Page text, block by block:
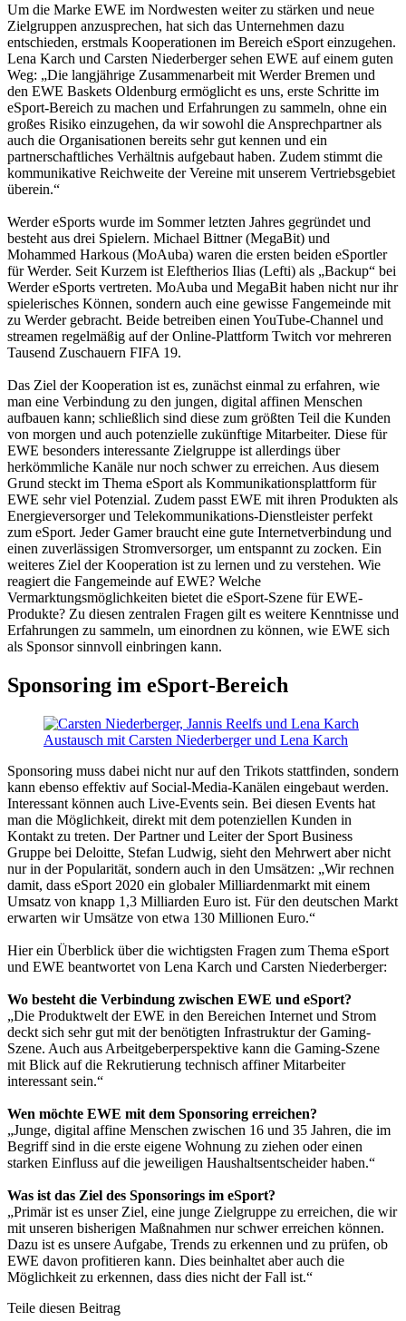
Um die Marke EWE im Nordwesten weiter zu stärken und neue
Zielgruppen anzusprechen, hat sich das Unternehmen dazu
entschieden, erstmals Kooperationen im Bereich eSport einzugehen.
Lena Karch und Carsten Niederberger sehen EWE auf einem guten
Weg: „Die langjährige Zusammenarbeit mit Werder Bremen und
den EWE Baskets Oldenburg ermöglicht es uns, erste Schritte im
eSport-Bereich zu machen und Erfahrungen zu sammeln, ohne ein
großes Risiko einzugehen, da wir sowohl die Ansprechpartner als
auch die Organisationen bereits sehr gut kennen und ein
partnerschaftliches Verhältnis aufgebaut haben. Zudem stimmt die
kommunikative Reichweite der Vereine mit unserem Vertriebsgebiet
überein.“
Werder eSports wurde im Sommer letzten Jahres gegründet und
besteht aus drei Spielern. Michael Bittner (MegaBit) und
Mohammed Harkous (MoAuba) waren die ersten beiden eSportler
für Werder. Seit Kurzem ist Eleftherios Ilias (Lefti) als „Backup“ bei
Werder eSports vertreten. MoAuba und MegaBit haben nicht nur ihr
spielerisches Können, sondern auch eine gewisse Fangemeinde mit
zu Werder gebracht. Beide betreiben einen YouTube-Channel und
streamen regelmäßig auf der Online-Plattform Twitch vor mehreren
Tausend Zuschauern FIFA 19.
Das Ziel der Kooperation ist es, zunächst einmal zu erfahren, wie
man eine Verbindung zu den jungen, digital affinen Menschen
aufbauen kann; schließlich sind diese zum größten Teil die Kunden
von morgen und auch potenzielle zukünftige Mitarbeiter. Diese für
EWE besonders interessante Zielgruppe ist allerdings über
herkömmliche Kanäle nur noch schwer zu erreichen. Aus diesem
Grund steckt im Thema eSport als Kommunikationsplattform für
EWE sehr viel Potenzial. Zudem passt EWE mit ihren Produkten als
Energieversorger und Telekommunikations-Dienstleister perfekt
zum eSport. Jeder Gamer braucht eine gute Internetverbindung und
einen zuverlässigen Stromversorger, um entspannt zu zocken. Ein
weiteres Ziel der Kooperation ist zu lernen und zu verstehen. Wie
reagiert die Fangemeinde auf EWE? Welche
Vermarktungsmöglichkeiten bietet die eSport-Szene für EWE-
Produkte? Zu diesen zentralen Fragen gilt es weitere Kenntnisse und
Erfahrungen zu sammeln, um einordnen zu können, wie EWE sich
als Sponsor sinnvoll einbringen kann.
Sponsoring im eSport-Bereich
Austausch mit Carsten Niederberger und Lena Karch
Sponsoring muss dabei nicht nur auf den Trikots stattfinden, sondern
kann ebenso effektiv auf Social-Media-Kanälen eingebaut werden.
Interessant können auch Live-Events sein. Bei diesen Events hat
man die Möglichkeit, direkt mit dem potenziellen Kunden in
Kontakt zu treten. Der Partner und Leiter der Sport Business
Gruppe bei Deloitte, Stefan Ludwig, sieht den Mehrwert aber nicht
nur in der Popularität, sondern auch in den Umsätzen: „Wir rechnen
damit, dass eSport 2020 ein globaler Milliardenmarkt mit einem
Umsatz von knapp 1,3 Milliarden Euro ist. Für den deutschen Markt
erwarten wir Umsätze von etwa 130 Millionen Euro.“
Hier ein Überblick über die wichtigsten Fragen zum Thema eSport
und EWE beantwortet von Lena Karch und Carsten Niederberger:
Wo besteht die Verbindung zwischen EWE und eSport?
„Die Produktwelt der EWE in den Bereichen Internet und Strom
deckt sich sehr gut mit der benötigten Infrastruktur der Gaming-
Szene. Auch aus Arbeitgeberperspektive kann die Gaming-Szene
mit Blick auf die Rekrutierung technisch affiner Mitarbeiter
interessant sein.“
Wen möchte EWE mit dem Sponsoring erreichen?
„Junge, digital affine Menschen zwischen 16 und 35 Jahren, die im
Begriff sind in die erste eigene Wohnung zu ziehen oder einen
starken Einfluss auf die jeweiligen Haushaltsentscheider haben.“
Was ist das Ziel des Sponsorings im eSport?
„Primär ist es unser Ziel, eine junge Zielgruppe zu erreichen, die wir
mit unseren bisherigen Maßnahmen nur schwer erreichen können.
Dazu ist es unsere Aufgabe, Trends zu erkennen und zu prüfen, ob
EWE davon profitieren kann. Dies beinhaltet aber auch die
Möglichkeit zu erkennen, dass dies nicht der Fall ist.“
Teile diesen Beitrag